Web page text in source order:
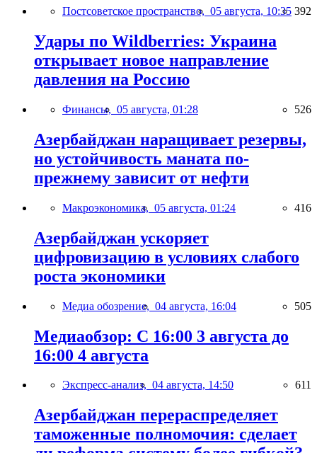
Постсоветское пространство, 05 августа, 10:35 392
Удары по Wildberries: Украина
открывает новое направление
давления на Россию
Финансы, 05 августа, 01:28 526
Азербайджан наращивает резервы,
но устойчивость маната по-
прежнему зависит от нефти
Макроэкономика, 05 августа, 01:24 416
Азербайджан ускоряет
цифровизацию в условиях слабого
роста экономики
Медиа обозрение, 04 августа, 16:04 505
Медиаобзор: С 16:00 3 августа до
16:00 4 августа
Экспресс-анализ, 04 августа, 14:50 611
Азербайджан перераспределяет
таможенные полномочия: сделает